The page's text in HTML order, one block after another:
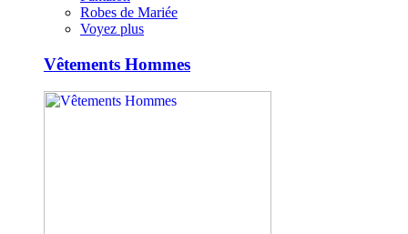
Robes de Mariée
Voyez plus
Vêtements Hommes